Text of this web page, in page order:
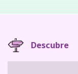
Descubre